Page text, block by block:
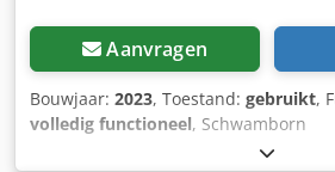
Aanvragen
Bouwjaar: 2023, Toestand: gebruikt,
volledig functioneel, Schwamborn
betonbewerkingsmachine DSM 450,